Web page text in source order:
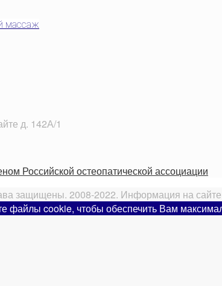
массаж
д. 142А/1
Российской остеопатической ассоциации
защищены. 2008-2022. Информация на сайте
файлы cookie, чтобы обеспечить Вам